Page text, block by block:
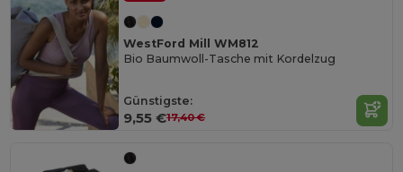
WestFord Mill WM812
Bio Baumwoll-Tasche mit Kordelzug
Günstigste:
9,55 €17,40 €